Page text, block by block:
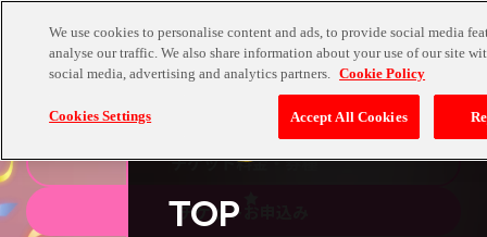
TOP
TICKET
チケット料金・券種
チケットお申込み
We use cookies to personalise content and ads, to provide social media
analyse our traffic. We also share information about your use of our site
social media, advertising and analytics partners. Cookie Policy
Cookies Settings Accept All Cookies